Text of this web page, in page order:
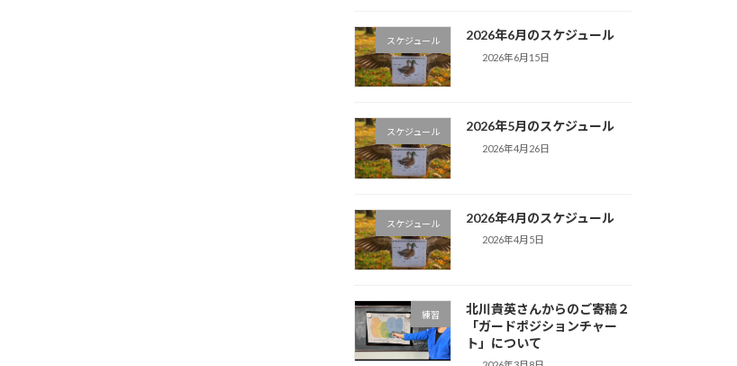
スケジュール 2026年6月のスケジュール
2026年6月15日
スケジュール 2026年5月のスケジュール
2026年4月26日
スケジュール 2026年4月のスケジュール
2026年4月5日
練習
北川貴英さんからのご寄稿２
「ガードポジションチャー
ト」について